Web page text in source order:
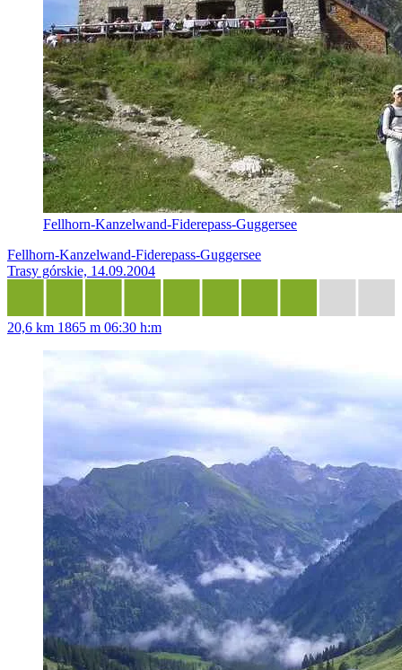
Fellhorn-Kanzelwand-Fiderepass-Guggersee
Fellhorn-Kanzelwand-Fiderepass-Guggersee
Trasy górskie, 14.09.2004
20,6 km 1865 m 06:30 h:m